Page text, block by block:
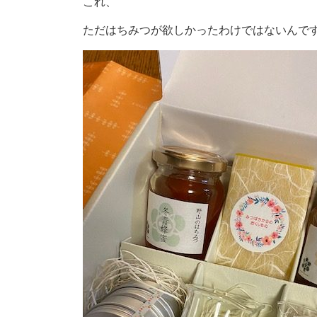
ただはちみつが欲しかったわけではないんで